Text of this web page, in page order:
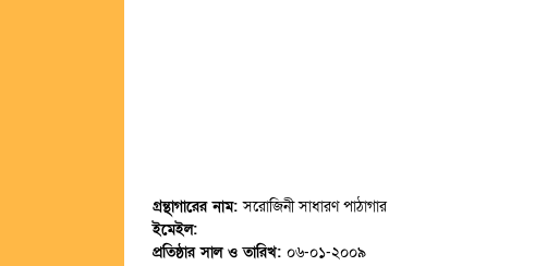
গ্রন্থাগারের নাম:সরোজিনী সাধারণ পাঠাগার
ইমেইল:
প্রতিষ্ঠার সাল ও তারিখ: ০৬-০১-২০০৯